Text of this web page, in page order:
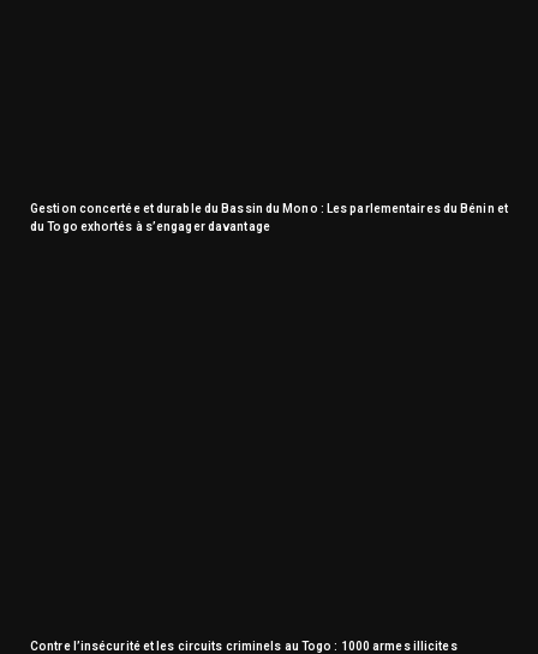
Gestion concertée et durable du Bassin du Mono : Les parlementaires du Bénin et
du Togo exhortés à s’engager davantage
Contre l’insécurité et les circuits criminels au Togo : 1000 armes illicites